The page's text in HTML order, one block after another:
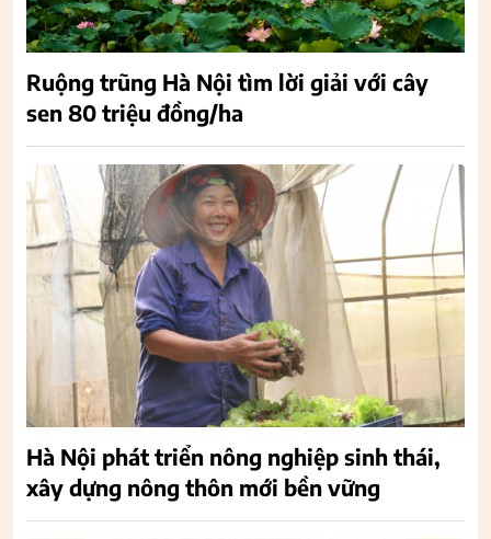
Ruộng trũng Hà Nội tìm lời giải với cây
sen 80 triệu đồng/ha
Hà Nội phát triển nông nghiệp sinh thái,
xây dựng nông thôn mới bền vững